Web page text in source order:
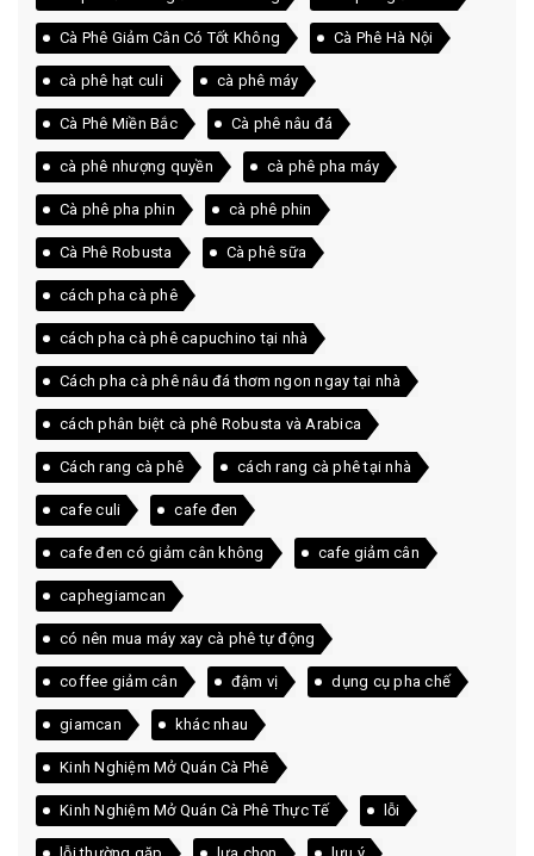
Cà Phê Giảm Cân Có Tốt Không Cà Phê Hà Nội
cà phê hạt culi cà phê máy
Cà Phê Miền Bắc Cà phê nâu đá
cà phê nhượng quyền cà phê pha máy
Cà phê pha phin cà phê phin
Cà Phê Robusta Cà phê sữa
cách pha cà phê
cách pha cà phê capuchino tại nhà
Cách pha cà phê nâu đá thơm ngon ngay tại nhà
cách phân biệt cà phê Robusta và Arabica
Cách rang cà phê cách rang cà phê tại nhà
cafe culi cafe đen
cafe đen có giảm cân không cafe giảm cân
caphegiamcan
có nên mua máy xay cà phê tự động
coffee giảm cân đậm vị dụng cụ pha chế
giamcan khác nhau
Kinh Nghiệm Mở Quán Cà Phê
Kinh Nghiệm Mở Quán Cà Phê Thực Tế lỗi